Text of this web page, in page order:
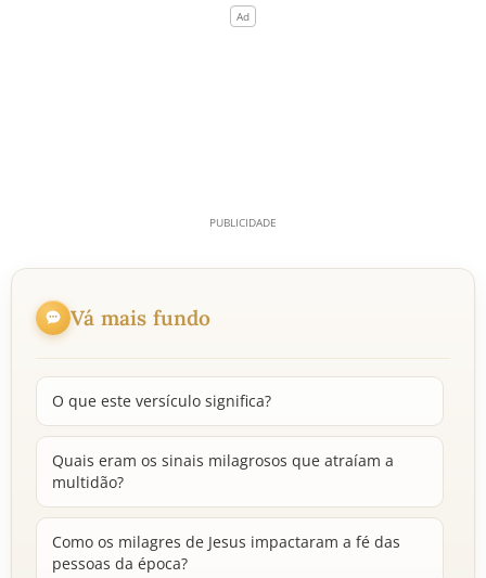
Vá mais fundo
O que este versículo significa?
Quais eram os sinais milagrosos que atraíam a
multidão?
Como os milagres de Jesus impactaram a fé das
pessoas da época?